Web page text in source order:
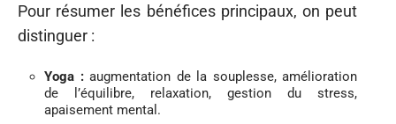
Pour résumer les bénéfices principaux, on peut
distinguer :
Yoga :augmentation de la souplesse, amélioration
de l’équilibre, relaxation, gestion du stress,
apaisement mental.